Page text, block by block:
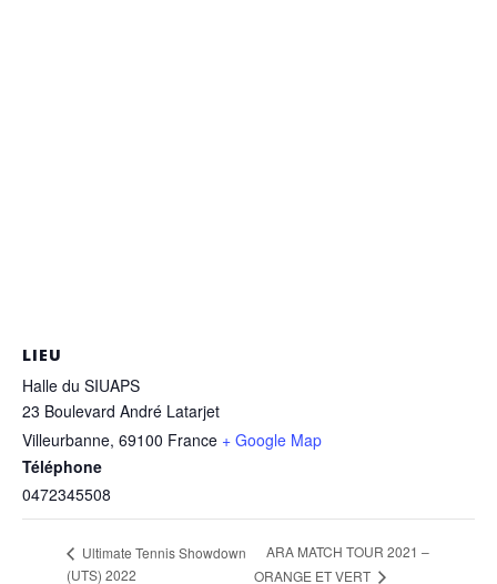
LIEU
Halle du SIUAPS
23 Boulevard André Latarjet
Villeurbanne, 69100 France + Google Map
Téléphone
0472345508
Ultimate Tennis Showdown
(UTS) 2022
ARA MATCH TOUR 2021 –
ORANGE ET VERT